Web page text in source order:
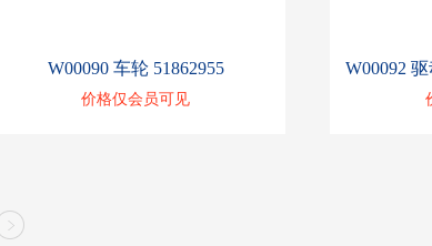
W00090 车轮 51862955
价格仅会员可见